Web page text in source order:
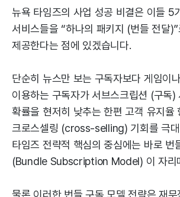
뉴욕 타임즈의 사업 성공 비결은 이들 5
서비스들을 “하나의 패키지 (번들 전달)”
제공한다는 점에 있겠습니다.
단순히 뉴스만 보는 구독자보다 게임이
이용하는 구독자가 서브스크립션 (구독)
확률을 현저히 낮추는 한편 고객 유지율
크로스셀링 (cross-selling) 기회를 극
타임즈 전략적 핵심의 중심에는 바로 번
(Bundle Subscription Model) 이 자리
물론 이러한 번들 구독 모델 전략은 재